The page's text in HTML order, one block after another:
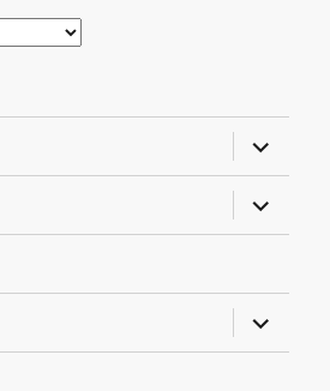
almenü
almenü
almenü